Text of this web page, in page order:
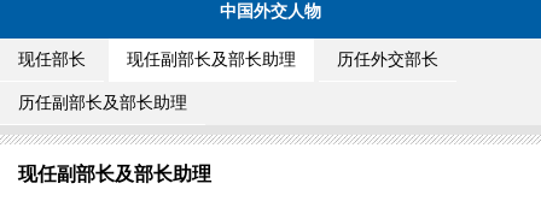
中国外交人物
现任部长 现任副部长及部长助理 历任外交部长
历任副部长及部长助理
现任副部长及部长助理